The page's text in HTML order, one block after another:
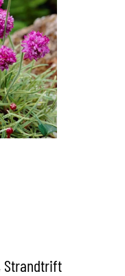
Strandtrift